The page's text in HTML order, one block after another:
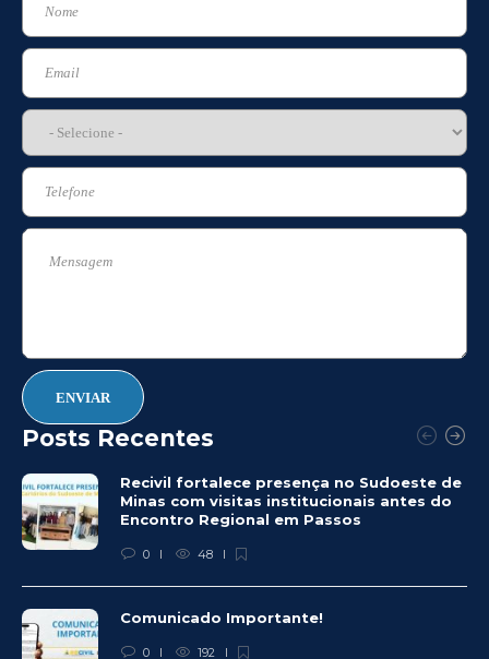
Posts Recentes
Recivil fortalece presença no Sudoeste de
Minas com visitas institucionais antes do
Encontro Regional em Passos
0 48
Comunicado Importante!
0 192